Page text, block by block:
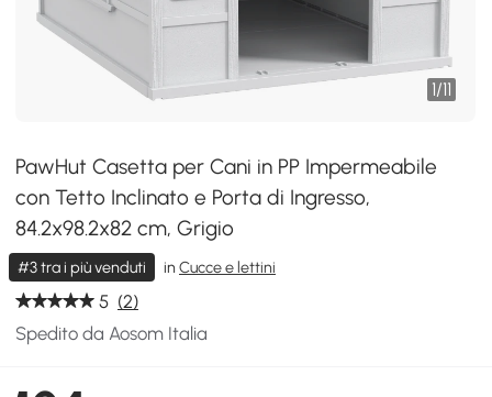
1/11
PawHut Casetta per Cani in PP Impermeabile
con Tetto Inclinato e Porta di Ingresso,
84.2x98.2x82 cm, Grigio
#3 tra i più venduti inCucce e lettini
5 (2)
Spedito da Aosom Italia